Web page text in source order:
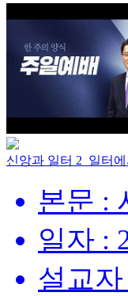
신앙과 일터 2_일터
본문 :
일자 :
설교